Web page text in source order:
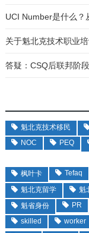
UCI Number是什么？
关于魁北克技术职业
答疑：CSQ后联邦阶
魁北克技术移民
NOC
PEQ
枫叶卡
Tefaq
魁北克留学
魁
魁省身份
PR
skilled
worker